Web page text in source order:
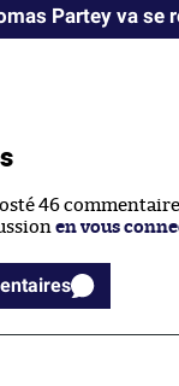
Partey va se
46
en vous